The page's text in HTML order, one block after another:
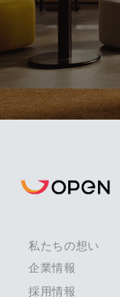
私たちの想い
企業情報
採用情報